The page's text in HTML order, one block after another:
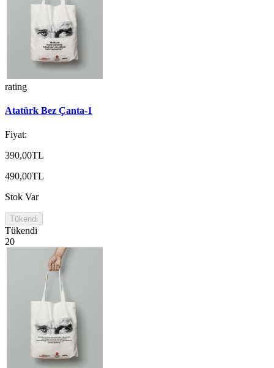
rating
Atatürk Bez Çanta-1
Fiyat:
390,00TL
490,00TL
Stok Var
Tükendi
Tükendi
20